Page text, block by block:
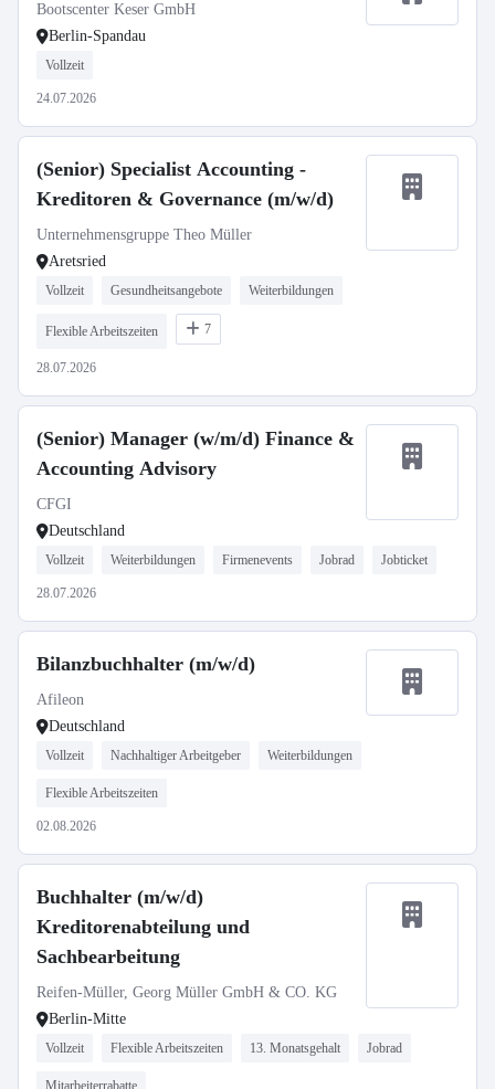
Bootscenter Keser GmbH
Berlin-Spandau
Vollzeit
24.07.2026
(Senior) Specialist Accounting -
Kreditoren & Governance (m/w/d)
Unternehmensgruppe Theo Müller
Aretsried
Vollzeit Gesundheitsangebote Weiterbildungen
Flexible Arbeitszeiten 7
28.07.2026
(Senior) Manager (w/m/d) Finance &
Accounting Advisory
CFGI
Deutschland
Vollzeit Weiterbildungen Firmenevents Jobrad Jobticket
28.07.2026
Bilanzbuchhalter (m/w/d)
Afileon
Deutschland
Vollzeit Nachhaltiger Arbeitgeber Weiterbildungen
Flexible Arbeitszeiten
02.08.2026
Buchhalter (m/w/d)
Kreditorenabteilung und
Sachbearbeitung
Reifen-Müller, Georg Müller GmbH & CO. KG
Berlin-Mitte
Vollzeit Flexible Arbeitszeiten 13. Monatsgehalt Jobrad
Mitarbeiterrabatte